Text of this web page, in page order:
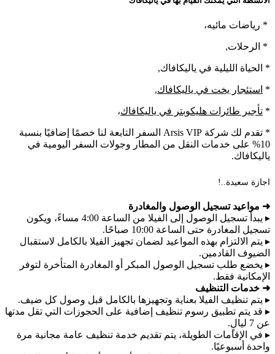
* رياضات مائيه،
* الرحلات,
* الحياة الليلية في ياليكافاك,
* استئجار يخت في ياليكافاك,
* تأجير طائرات هليكوبتر في ياليكافاك،
* تقدم لك شركة Arsis VIP السفر التابعة لنا خصمًا إضافيًا بنسبة
10% على خدمات النقل من المطار وجولات السفر اليومية في
ياليكافاك.
اجازة سعيدة..!
➜ مواعيد تسجيل الوصول والمغادرة
▸ يبدأ تسجيل الوصول إلى الفيلا من الساعة 4:00 مساءً، ويكون
تسجيل المغادرة حتى الساعة 10:00 صباحًا.
▸ يتم الالتزام بهذه المواعيد لضمان تجهيز الفيلا بالكامل لاستقبال
الضيوف القادمين.
▸ يخضع طلب تسجيل الوصول المبكر أو المغادرة المتأخرة لتوفر
الإمكانية فقط.
➜ خدمات التنظيف
▸ يتم تنظيف الفيلا بعناية وتجهيزها بالكامل قبل وصول كل ضيف.
▸ قد يتم تطبيق رسوم تنظيف إضافية على الحجوزات التي تقل مدتها
عن 7 ليالٍ.
▸ في الإقامات الطويلة، يتم تقديم خدمة تنظيف عامة مجانية مرة
واحدة أسبوعيًا.